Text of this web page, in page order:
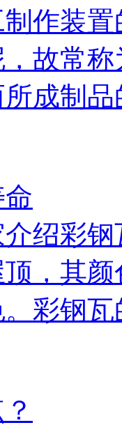
作装
故常
成制
绍彩
，其
彩钢